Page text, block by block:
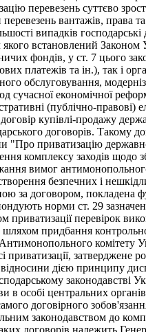
перевезень суттєво
перевезень вантажів, права
випадків
встановлений Законом
фондів, у ст. 7 цього
платежів та ін.), так і
обслуговування,
сучасної економічної
(публічно-правові)
купівлі-продажу
договорів. Такому
"Про приватизацію
комплексу заходів щодо
вимог
безпечних і
за договором, покладена
норми ст. 29
приватизації перевірок
придбання
комітету
приватизації, затверджене
дією принципу
законодавстві
в особі центральних
договірного
законодавством до
договорів належить